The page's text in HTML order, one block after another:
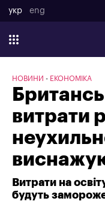
укр eng
НОВИНИ ЕКОНОМІКА
витрати
Витрати на
будуть